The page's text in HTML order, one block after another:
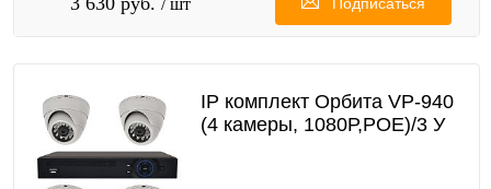
/ шт Подписаться
IP комплект Орбита VP-940
(4 камеры, 1080Р,РОЕ)/3 У